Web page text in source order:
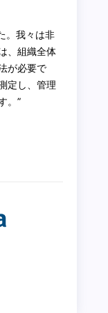
。我々は非
、組織全体
が必要で
定し、管理
。”